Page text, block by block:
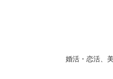
婚活・恋活、